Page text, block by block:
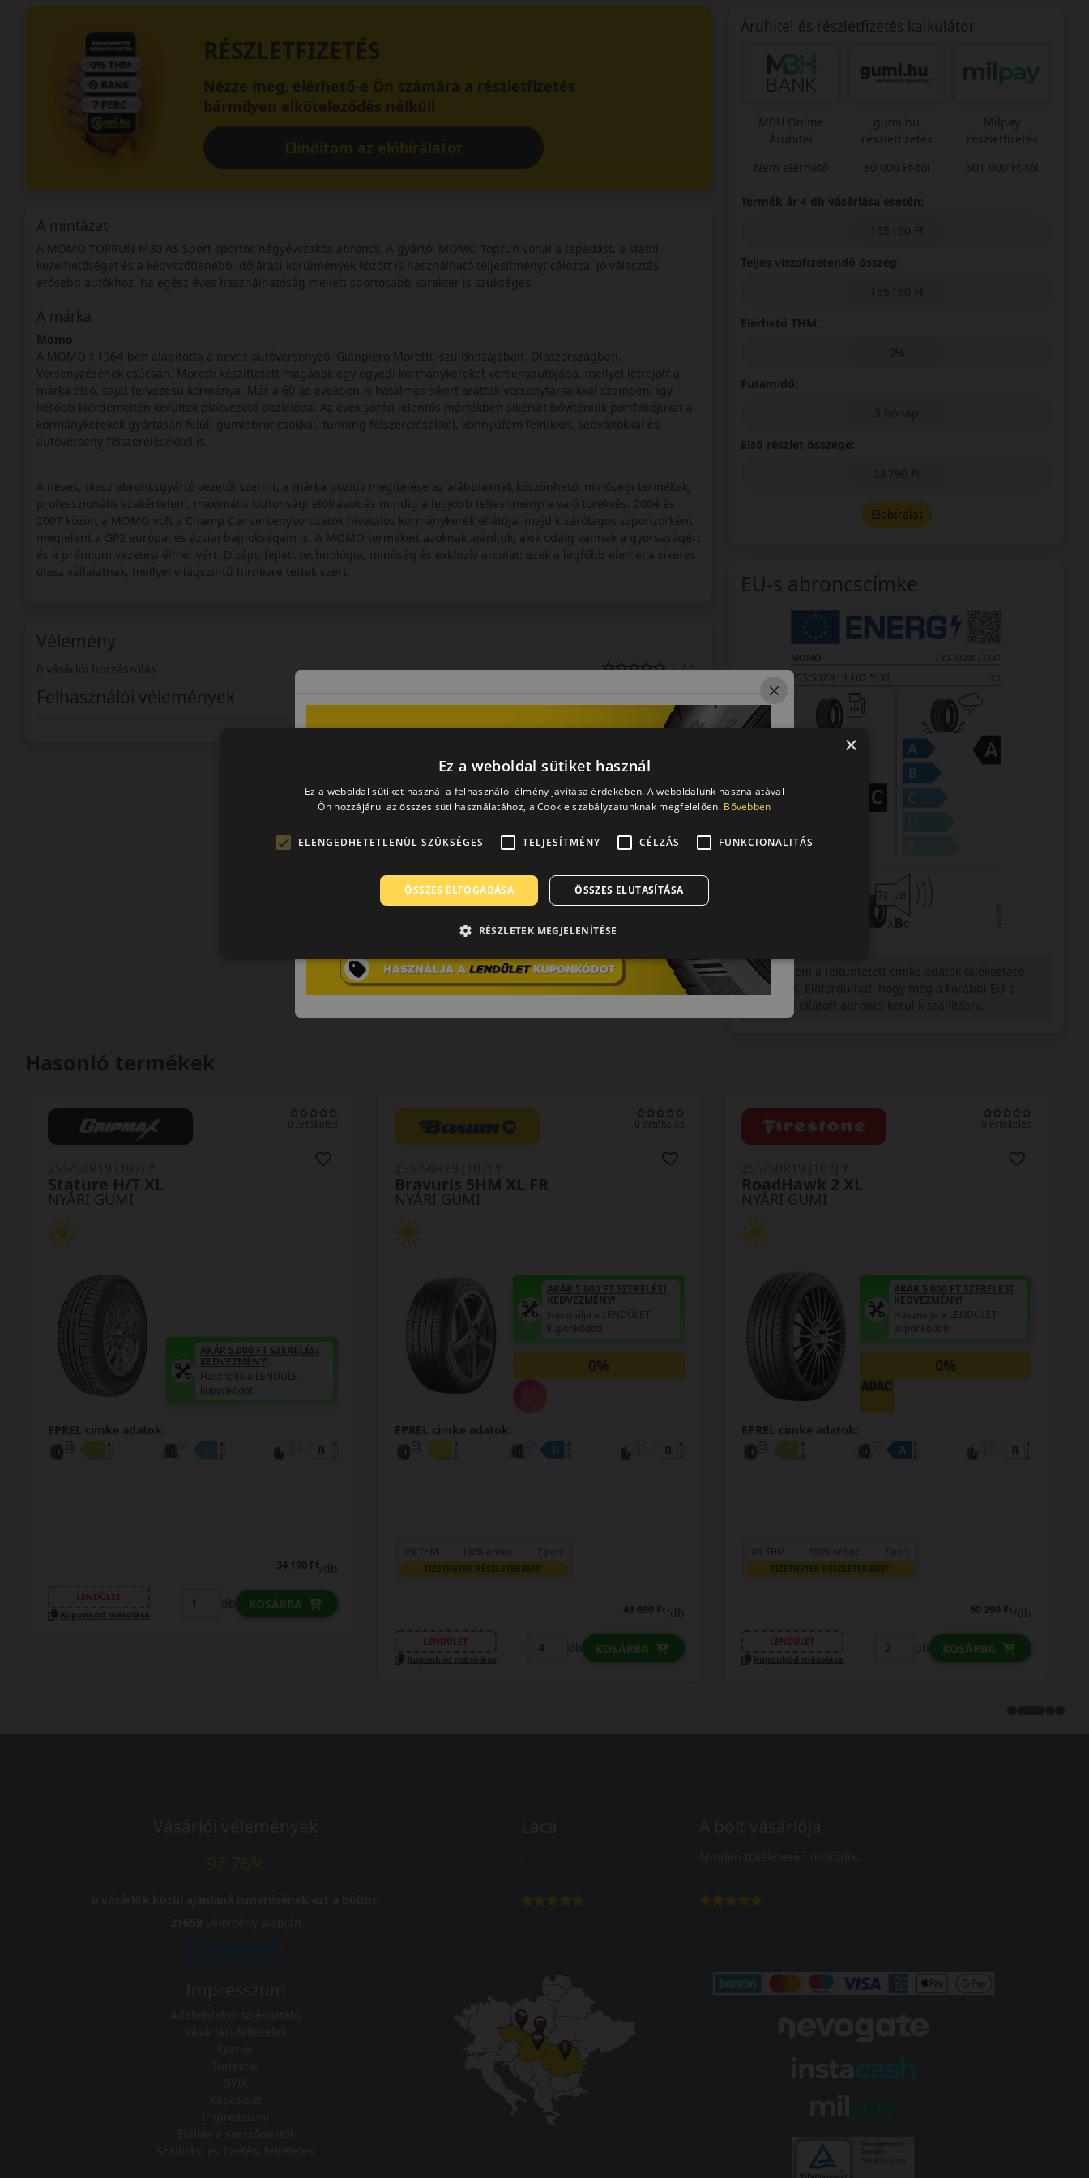
RÉSZLETFIZETÉS
Nézze meg, elérhető-e Ön számára a részletfizetés
bármilyen elköteleződés nélkül!
Elindítom az előbírálatot
A mintázat
A MOMO TOPRUN M30 AS Sport sportos négyévszakos abroncs. A gyártói MOMO Toprun vonal a tapadást, a stabil
kezelhetőséget és a kedvezőtlenebb időjárási körülmények között is használható teljesítményt célozza. Jó választás
erősebb autókhoz, ha egész éves használhatóság mellett sportosabb karakter is szükséges.
A márka
Momo
A MOMO-t 1964-ben alapította a neves autóversenyző, Gianpiero Moretti, szülőhazájában, Olaszországban.
Versenyzésének csúcsán, Moretti készíttetett magának egy egyedi kormánykereket versenyautójába, mellyel létrejött a
márka első, saját tervezésű kormánya. Már a 60-as években is hatalmas sikert arattak versenytársaikkal szemben, így
később kiérdemelten kerültek piacvezető pozícióba. Az évek során jelentős mértékben sikerült bővíteniük portfóliójukat a
kormánykerekek gyártásán felül, gumiabroncsokkal, tunning felszerelésekkel, könnyűfém felnikkel, sebváltókkal és
autóverseny-felszerelésekkel is.
A neves, olasz abroncsgyártó vezetői szerint, a márka pozitív megítélése az alábbiaknak köszönhető: minőségi termékek,
professzionális szakértelem, maximális biztonsági előírások és mindig a legjobb teljesítményre való törekvés. 2004 és
2007 között a MOMO volt a Champ Car versenysorozatok hivatalos kormánykerék ellátója, majd kizárólagos szponzorként
megjelent a GP2 európai és ázsiai bajnokságain is. A MOMO termékeit azoknak ajánljuk, akik odáig vannak a gyorsaságért
és a prémium vezetési élményért. Dizájn, fejlett technológia, minőség és exkluzív arculat: ezek a legfőbb elemei a sikeres
olasz vállalatnak, mellyel világszintű hírnévre tettek szert.
Vélemény
0 vásárlói hozzászólás 0 / 5
Felhasználói vélemények
Áruhitel és részletfizetés kalkulátor
MBH Online
Áruhitel
Nem elérhető
gumi.hu
részletfizetés
80 000 Ft-tól
Milpay
részletfizetés
501 000 Ft-tól
Termék ár 4 db vásárlása esetén:
155 160 Ft
Teljes viszafizetendő összeg:
155 160 Ft
Elérhető THM:
0%
Futamidő:
3 hónap
Első részlet összege:
38 790 Ft
Előbírálat
EU-s abroncscímke
Figyelem a feltüntetett címke adatok tájékoztató
jellegűek. Előfordulhat, hogy még a korábbi EU-s
Hasonló termékek
0 értékelés
NYÁRI GUMI
FK520 XL MFS
0%
EPREL cimke adatok:
53 390 Ft/db
0 értékelés
NYÁRI GUMI
N-Fera RU1
AKÁR 5.000 FT SZERELÉSI
KEDVEZMÉNY!
Használja a LENDÜLET
kuponkódot!
EPREL cimke adatok:
0% THM 100% online 7 perc
FIZETHETEK RÉSZLETEKBEN?
58 090 Ft/db
LENDÜLET
Kuponkód másolása
db KOSÁRBA
0 értékelés
NYÁRI GUMI
Scorpion S3 XL
AKÁR 5.000 FT SZERELÉSI
KEDVEZMÉNY!
Használja a LENDÜLET
kuponkódot!
EPREL cimke adatok:
0% THM 100% online 7 perc
FIZETHETEK RÉSZLETEKBEN?
65 990 Ft/db
LENDÜLET
Kuponkód másolása
db KOSÁRBA
×
Ez a weboldal sütiket használ
Ez a weboldal sütiket használ a felhasználói élmény javítása érdekében. A weboldalunk használatával
Ön hozzájárul az összes süti használatához, a Cookie szabályzatunknak megfelelően. Bővebben
ELENGEDHETETLENÜL SZÜKSÉGES TELJESÍTMÉNY CÉLZÁS FUNKCIONALITÁS
ÖSSZES ELFOGADÁSA ÖSSZES ELUTASÍTÁSA
RÉSZLETEK MEGJELENÍTÉSE